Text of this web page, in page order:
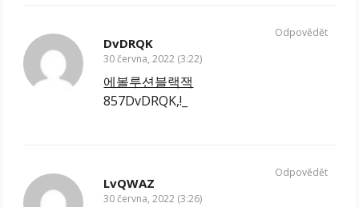
DvDRQK
30 června, 2022 (3:22)
에볼루션블랙잭
857DvDRQK,!_
Odpovědět
LvQWAZ
30 června, 2022 (3:26)
Odpovědět